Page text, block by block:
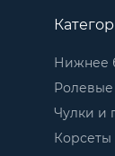
Нижнее
Чулки и
Корсеты